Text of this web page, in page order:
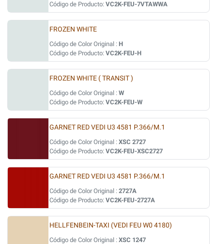
Código de Producto: VC2K-FEU-7VTAWWA
FROZEN WHITE
Código de Color Original : H
Código de Producto: VC2K-FEU-H
FROZEN WHITE ( TRANSIT )
Código de Color Original : W
Código de Producto: VC2K-FEU-W
GARNET RED VEDI U3 4581 P.366/M.1
Código de Color Original : XSC 2727
Código de Producto: VC2K-FEU-XSC2727
GARNET RED VEDI U3 4581 P.366/M.1
Código de Color Original : 2727A
Código de Producto: VC2K-FEU-2727A
HELLFENBEIN-TAXI (VEDI FEU W0 4180)
Código de Color Original : XSC 1247